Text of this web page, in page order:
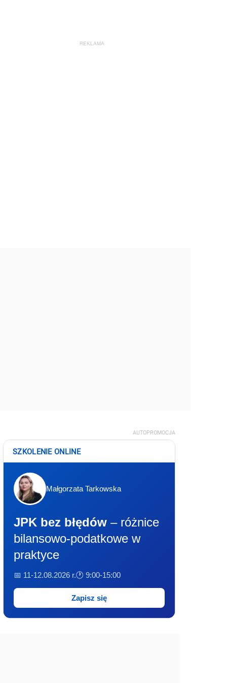
AUTOPROMOCJA
SZKOLENIE ONLINE
Małgorzata Tarkowska
JPK bez błędów – różnice
bilansowo-podatkowe w
praktyce
📅 11-12.08.2026 r.🕐 9:00-15:00
Zapisz się